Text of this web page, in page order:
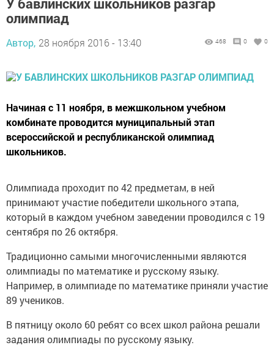
олимпиад
Автор, 28 ноября 2016 - 13:40 468 0 0
Начиная с 11 ноября, в межшкольном учебном
комбинате проводится муниципальный этап
всероссийской и республиканской олимпиад
школьников.
Олимпиада проходит по 42 предметам, в ней
принимают участие победители школьного этапа,
который в каждом учебном заведении проводился с 19
сентября по 26 октября.
Традиционно самыми многочисленными являются
олимпиады по математике и русскому языку.
Например, в олимпиаде по математике приняли участие
89 учеников.
В пятницу около 60 ребят со всех школ района решали
задания олимпиады по русскому языку.